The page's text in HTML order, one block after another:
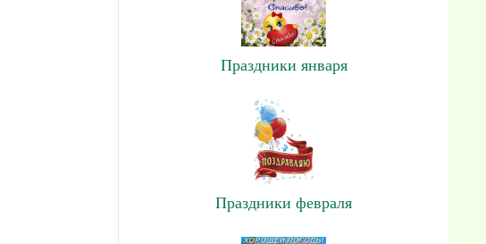
Праздники января
Праздники февраля